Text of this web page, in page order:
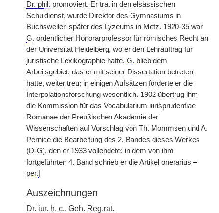
Dr. phil. promoviert. Er trat in den elsässischen
Schuldienst, wurde Direktor des Gymnasiums in
Buchsweiler, später des Lyzeums in Metz. 1920-35 war
G. ordentlicher Honorarprofessor für römisches Recht an
der Universität Heidelberg, wo er den Lehrauftrag für
juristische Lexikographie hatte. G. blieb dem
Arbeitsgebiet, das er mit seiner Dissertation betreten
hatte, weiter treu; in einigen Aufsätzen förderte er die
Interpolationsforschung wesentlich. 1902 übertrug ihm
die Kommission für das Vocabularium iurisprudentiae
Romanae der Preußischen Akademie der
Wissenschaften auf Vorschlag von Th. Mommsen und A.
Pernice die Bearbeitung des 2. Bandes dieses Werkes
(D-G), den er 1933 vollendete; in dem von ihm
fortgeführten 4. Band schrieb er die Artikel onerarius –
per.
Auszeichnungen
Dr. iur. h. c., Geh. Reg.rat.